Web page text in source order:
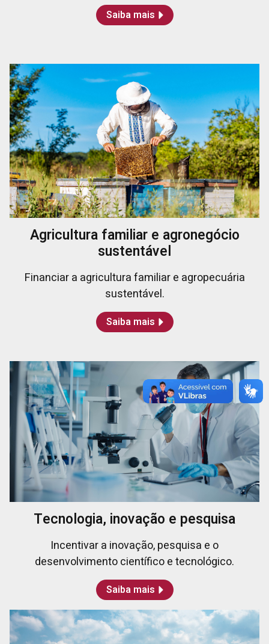
Saiba mais
Agricultura familiar e agronegócio
sustentável
Financiar a agricultura familiar e agropecuária
sustentável.
Saiba mais
Tecnologia, inovação e pesquisa
Incentivar a inovação, pesquisa e o
desenvolvimento científico e tecnológico.
Saiba mais